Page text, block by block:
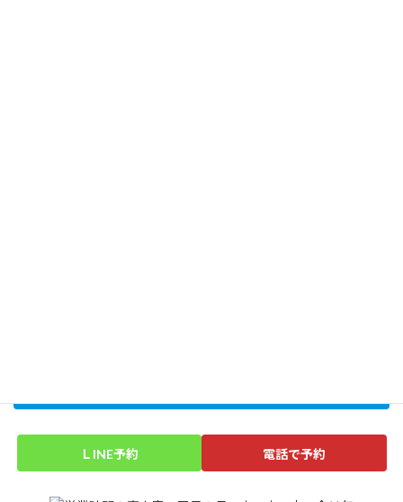
ＬINE予約 電話で予約